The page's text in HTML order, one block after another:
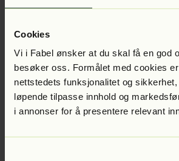
Cookies
Vi i Fabel ønsker at du skal få en god
besøker oss. Formålet med cookies
nettstedets funksjonalitet og
løpende tilpasse innhold og
i annonser for å presentere relevant